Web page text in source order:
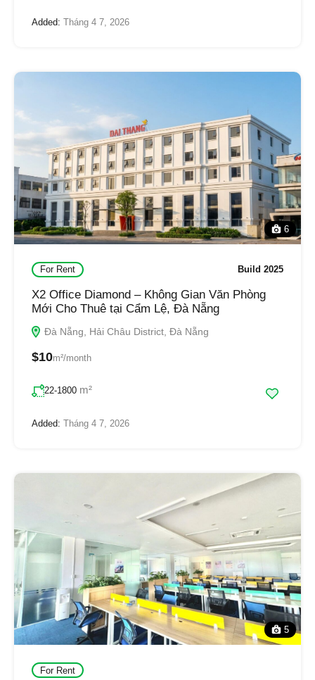
Added: Tháng 4 7, 2026
6
For Rent Build 2025
X2 Office Diamond – Không Gian Văn Phòng
Mới Cho Thuê tại Cẩm Lệ, Đà Nẵng
Đà Nẵng, Hải Châu District, Đà Nẵng
$10m²/month
22-1800 m²
Added: Tháng 4 7, 2026
5
For Rent